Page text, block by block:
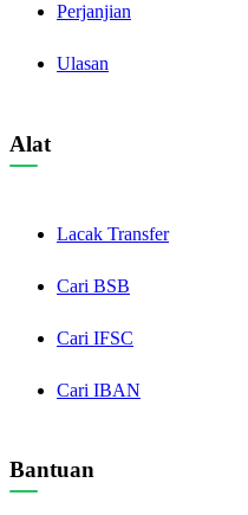
Perjanjian
Ulasan
Alat
Lacak Transfer
Cari BSB
Cari IFSC
Cari IBAN
Bantuan